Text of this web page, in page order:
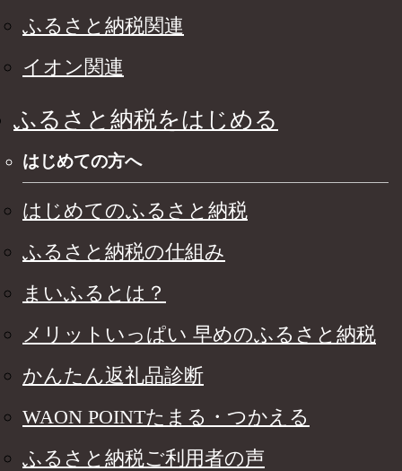
ふるさと納税関連
イオン関連
ふるさと納税をはじめる
はじめての方へ
はじめてのふるさと納税
ふるさと納税の仕組み
まいふるとは？
メリットいっぱい 早めのふるさと納税
かんたん返礼品診断
WAON POINTたまる・つかえる
ふるさと納税ご利用者の声